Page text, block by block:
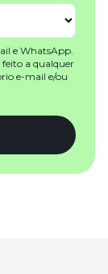
e WhatsApp.
feito a qualquer
e-mail e/ou